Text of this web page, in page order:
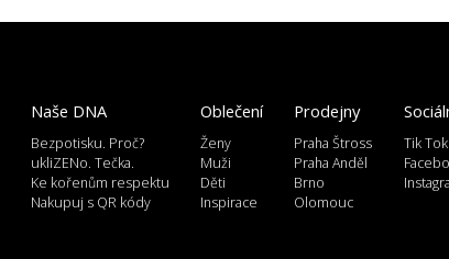
Tik Tok
Prodejny
Praha Štross
Praha Anděl
Brno
Olomouc
Oblečení
Ženy
Muži
Děti
Inspirace
Naše DNA
Bezpotisku. Proč?
ukliZENo. Tečka.
Ke kořenům respektu
Nakupuj s QR kódy